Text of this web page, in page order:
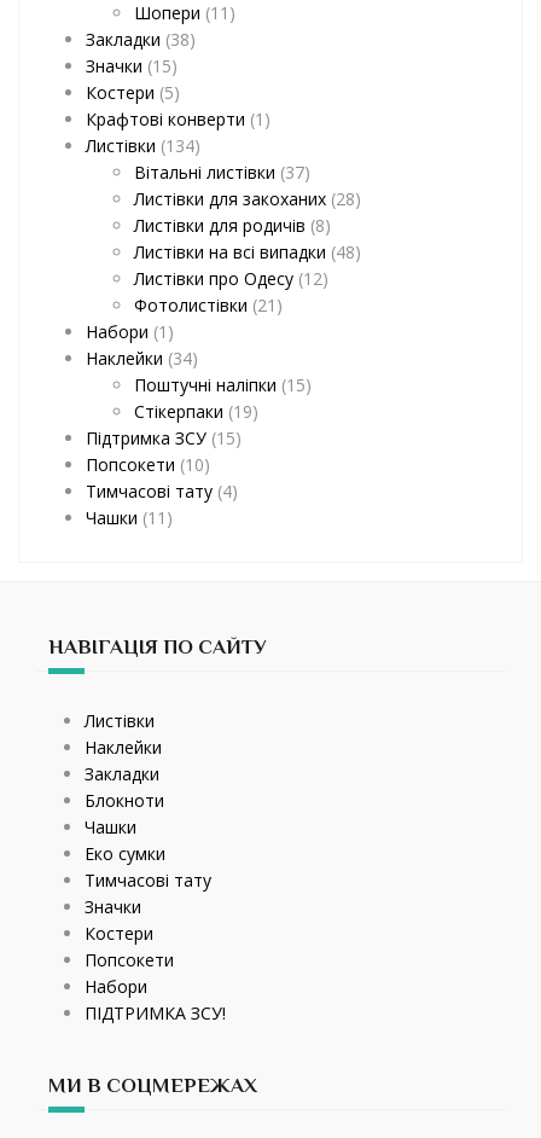
Шопери (11)
Закладки (38)
Значки (15)
Костери (5)
Крафтові конверти (1)
Листівки (134)
Вітальні листівки (37)
Листівки для закоханих (28)
Листівки для родичів (8)
Листівки на всі випадки (48)
Листівки про Одесу (12)
Фотолистівки (21)
Набори (1)
Наклейки (34)
Поштучні наліпки (15)
Стікерпаки (19)
Підтримка ЗСУ (15)
Попсокети (10)
Тимчасові тату (4)
Чашки (11)
НАВІГАЦІЯ ПО САЙТУ
Листівки
Наклейки
Закладки
Блокноти
Чашки
Еко сумки
Тимчасові тату
Значки
Костери
Попсокети
Набори
ПІДТРИМКА ЗСУ!
МИ В СОЦМЕРЕЖАХ